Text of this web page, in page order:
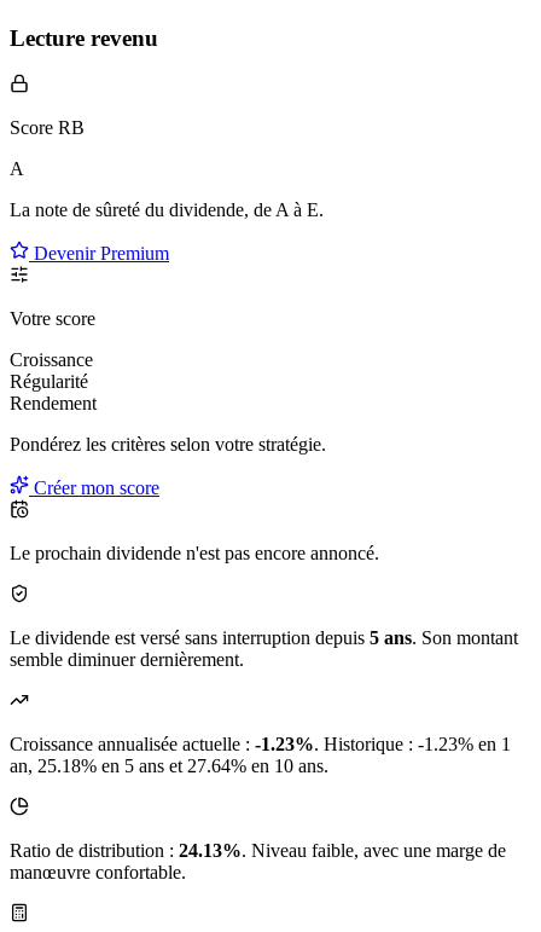
Lecture revenu
Score RB
A
La note de sûreté du dividende, de A à E.
Devenir Premium
Votre score
Croissance
Régularité
Rendement
Pondérez les critères selon votre stratégie.
Créer mon score
Le prochain dividende n'est pas encore annoncé.
Le dividende est versé sans interruption depuis 5 ans. Son montant
semble diminuer dernièrement.
Croissance annualisée actuelle : -1.23%. Historique : -1.23% en 1
an, 25.18% en 5 ans et 27.64% en 10 ans.
Ratio de distribution : 24.13%. Niveau faible, avec une marge de
manœuvre confortable.